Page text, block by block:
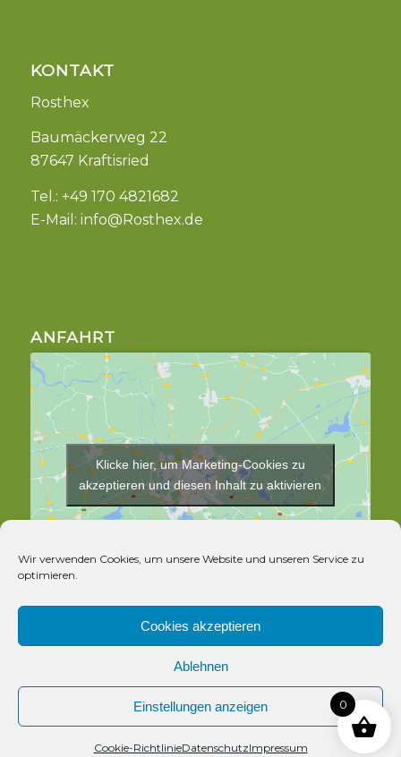
Wir verwenden Cookies, um unsere Website und unseren Service zu
optimieren.
Cookies akzeptieren
Ablehnen
Einstellungen anzeigen
Cookie-RichtlinieDatenschutzImpressum
KONTAKT
Rosthex
Baumäckerweg 22
87647 Kraftisried
Tel.: +49 170 4821682
E-Mail: info@Rosthex.de
ANFAHRT
Klicke hier, um Marketing-Cookies zu
akzeptieren und diesen Inhalt zu aktivieren
Vertrag widerrufen
0
Kontakt